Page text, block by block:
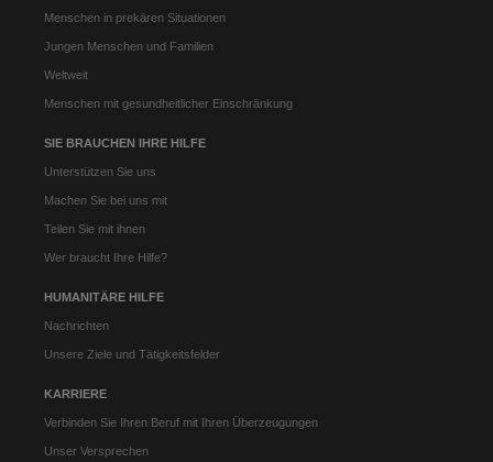
Menschen in prekären Situationen
Jungen Menschen und Familien
Weltweit
Menschen mit gesundheitlicher Einschränkung
SIE BRAUCHEN IHRE HILFE
Unterstützen Sie uns
Machen Sie bei uns mit
Teilen Sie mit ihnen
Wer braucht Ihre Hilfe?
HUMANITÄRE HILFE
Nachrichten
Unsere Ziele und Tätigkeitsfelder
KARRIERE
Verbinden Sie Ihren Beruf mit Ihren Überzeugungen
Unser Versprechen